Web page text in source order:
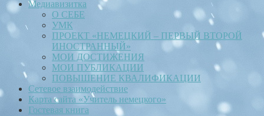
Медиавизитка
О СЕБЕ
УМК
ПРОЕКТ «НЕМЕЦКИЙ – ПЕРВЫЙ ВТОРОЙ
ИНОСТРАННЫЙ»
МОИ ДОСТИЖЕНИЯ
МОИ ПУБЛИКАЦИИ
ПОВЫШЕНИЕ КВАЛИФИКАЦИИ
Сетевое взаимодействие
Карта сайта «Учитель немецкого»
Гостевая книга